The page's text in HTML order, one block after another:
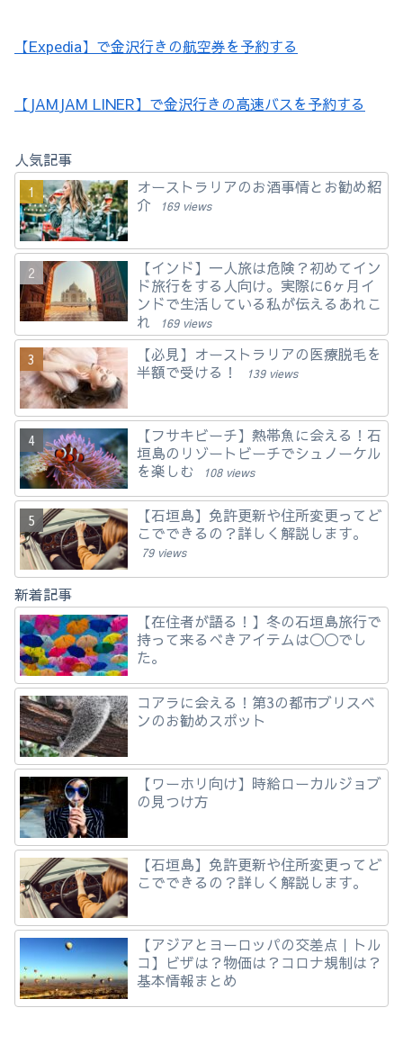
【Expedia】で金沢行きの航空券を予約する
【JAMJAM LINER】で金沢行きの高速バスを予約する
人気記事
オーストラリアのお酒事情とお勧め紹
介
169 views
【インド】一人旅は危険？初めてイン
ド旅行をする人向け。実際に6ヶ月イ
ンドで生活している私が伝えるあれこ
れ
169 views
【必見】オーストラリアの医療脱毛を
半額で受ける！
139 views
【フサキビーチ】熱帯魚に会える！石
垣島のリゾートビーチでシュノーケル
を楽しむ
108 views
【石垣島】免許更新や住所変更ってど
こでできるの？詳しく解説します。
79 views
新着記事
【在住者が語る！】冬の石垣島旅行で
持って来るべきアイテムは◯◯でし
た。
コアラに会える！第3の都市ブリスベ
ンのお勧めスポット
【ワーホリ向け】時給ローカルジョブ
の見つけ方
【石垣島】免許更新や住所変更ってど
こでできるの？詳しく解説します。
【アジアとヨーロッパの交差点｜トル
コ】ビザは？物価は？コロナ規制は？
基本情報まとめ